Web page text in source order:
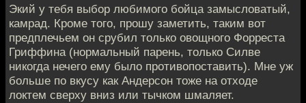
Экий у тебя выбор любимого бойца замысловатый,
камрад. Кроме того, прошу заметить, таким вот
предплечьем он срубил только овощного Форреста
Гриффина (нормальный парень, только Силве
никогда нечего ему было противопоставить). Мне уж
больше по вкусу как Андерсон тоже на отходе
локтем сверху вниз или тычком шмаляет.